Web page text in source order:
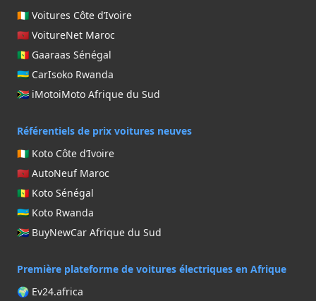
🇨🇮 Voitures Côte d’Ivoire
🇲🇦 VoitureNet Maroc
🇸🇳 Gaaraas Sénégal
🇷🇼 CarIsoko Rwanda
🇿🇦 iMotoiMoto Afrique du Sud
Référentiels de prix voitures neuves
🇨🇮 Koto Côte d’Ivoire
🇲🇦 AutoNeuf Maroc
🇸🇳 Koto Sénégal
🇷🇼 Koto Rwanda
🇿🇦 BuyNewCar Afrique du Sud
Première plateforme de voitures électriques en Afrique
🌍 Ev24.africa